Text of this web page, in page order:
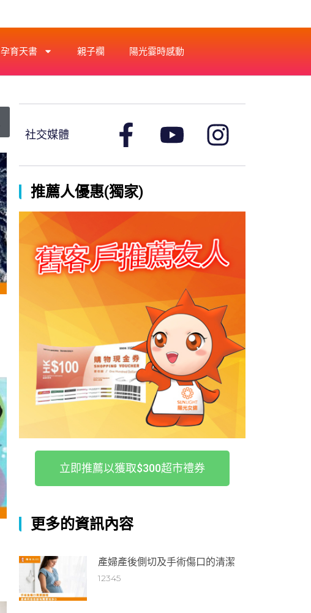
孕育天書 親子欄 陽光霎時感動
社交媒體
推薦人優惠(獨家)
立即推薦以獲取$300超市禮券
更多的資訊內容
產婦產後側切及手術傷口的清潔
12345